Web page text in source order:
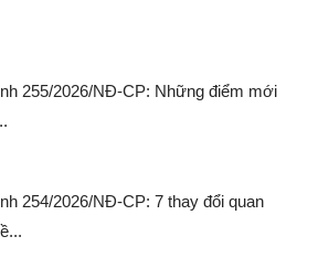
255/2026/NĐ-CP: Những điểm mới
254/2026/NĐ-CP: 7 thay đổi quan